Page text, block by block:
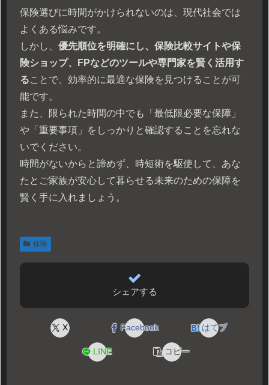
保険選びに時間がかけられないのは、現代社会では
よくある悩みです。
しかし、 優先順位を明確にし、保険比較サイトや保
険ショップ、FPなどのツールや専門家を賢く活用す
ることで、効率的に最適な保険を見つけることが可
能です。
また、限られた時間の中でも「最低限必要な保障」
や「重要事項」をしっかりと確認することを忘れな
いでください。
時間がないからと諦めず、時短術を駆使して、あな
たとご家族が安心して暮らせる未来のための保障を
賢く手に入れましょう。
保険
シェアする
X Facebook はてブ
LINE コピー